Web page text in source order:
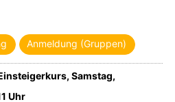
Anmeldung (Gruppen)
Samstag,
Uhr